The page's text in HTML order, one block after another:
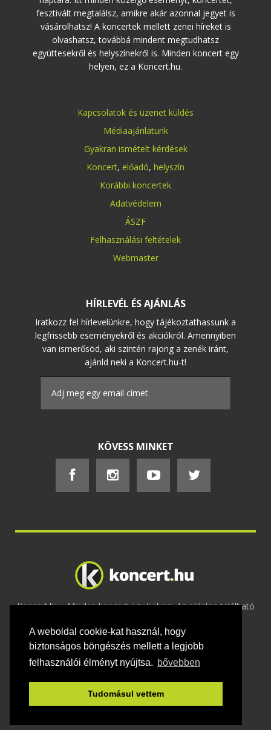
A weboldal cookie-kat használ, hogy
biztonságos böngészés mellett a legjobb
felhasználói élményt nyújtsa. bővebben
Tudomásul vettem
fesztivált megtalálsz, amikre akár azonnal jegyet is
vásárolhatsz! A koncertek mellett zenei híreket is
olvashatsz, továbbá mindent megtudhatsz
együttesekről és helyszínekről is. Minden koncert egy
helyen, ez a Koncert.hu.
Kapcsolatok és üzenet küldés
Médiaajánlatunk
Gyakran ismételt kérdések
Koncert, előadó, helyszín
Korábbi koncertek
Adatvédelem
ÁSZF
Felhasználási feltételek
Webmaster
HÍRLEVÉL ÉS AJÁNLÁS
Iratkozz fel hírlevelünkre, hogy tájékoztathassunk a
legfrissebb eseményekről és akciókról. Amennyiben
van ismerősöd, aki szintén rajong a zenék iránt,
ajánld neki a Koncert.hu-t!
KÖVESS MINKET
Koncert.hu - Minden koncert egy helyen. Az oldalon található
2020 Adatvédelem-ÁSZF-Felhasználási
feltételek-Webmaster- Kapcsolat és üzenet küldés